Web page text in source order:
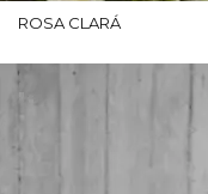
ROSA CLARÁ